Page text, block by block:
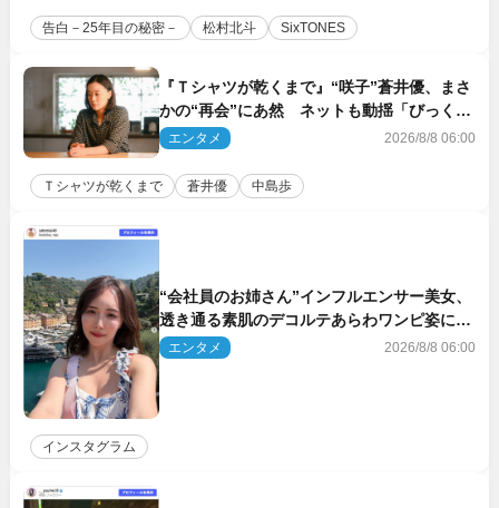
告白－25年目の秘密－ 松村北斗 SixTONES
『Ｔシャツが乾くまで』“咲子”蒼井優、まさ
かの“再会”にあ然 ネットも動揺「びっくり
した!!」「今さら?!」（ネタバレあり）
エンタメ 2026/8/8 06:00
Ｔシャツが乾くまで 蒼井優 中島歩
“会社員のお姉さん”インフルエンサー美女、
透き通る素肌のデコルテあらわワンピ姿に反
響エンタメ 2026/8/8 06:00
インスタグラム